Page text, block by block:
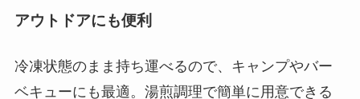
アウトドアにも便利
冷凍状態のまま持ち運べるので、キャンプやバー
ベキューにも最適。湯煎調理で簡単に用意できる